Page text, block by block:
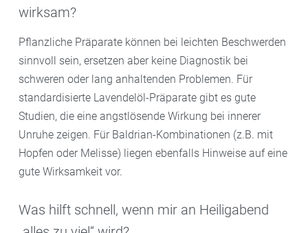
wirksam?
Pflanzliche Präparate können bei leichten Beschwerden
sinnvoll sein, ersetzen aber keine Diagnostik bei
schweren oder lang anhaltenden Problemen. Für
standardisierte Lavendelöl-Präparate gibt es gute
Studien, die eine angstlösende Wirkung bei innerer
Unruhe zeigen. Für Baldrian-Kombinationen (z.B. mit
Hopfen oder Melisse) liegen ebenfalls Hinweise auf eine
gute Wirksamkeit vor.
Was hilft schnell, wenn mir an Heiligabend